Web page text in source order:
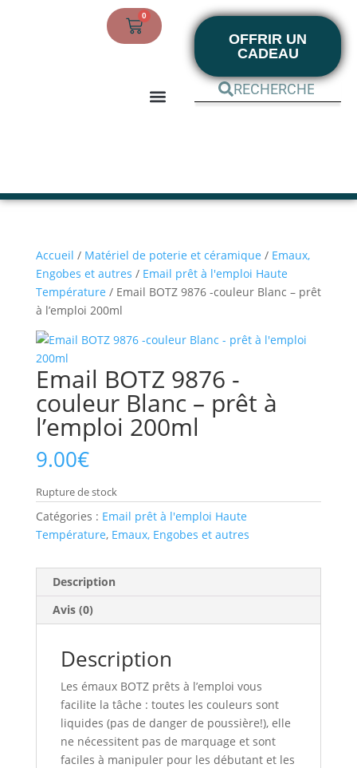
0
OFFRIR UN
CADEAU
Accueil / Matériel de poterie et céramique / Emaux,
Engobes et autres / Email prêt à l'emploi Haute
Température / Email BOTZ 9876 -couleur Blanc – prêt
à l’emploi 200ml
Email BOTZ 9876 -
couleur Blanc – prêt à
l’emploi 200ml
9.00€
Rupture de stock
Catégories : Email prêt à l'emploi Haute
Température, Emaux, Engobes et autres
Description
Avis (0)
Description
Les émaux BOTZ prêts à l’emploi vous
facilite la tâche : toutes les couleurs sont
liquides (pas de danger de poussière!), elle
ne nécessitent pas de marquage et sont
faciles à manipuler pour les débutant et les